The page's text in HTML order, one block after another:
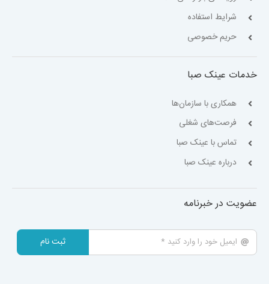
شرایط استفاده
حریم خصوصی
خدمات عینک صبا
همکاری با سازمان‌ها
فرصت‌های شغلی
تماس با عینک صبا
درباره عینک صبا
عضویت در خبرنامه
ثبت نام